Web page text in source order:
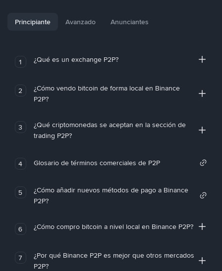
Principiante Avanzado Anunciantes
1 ¿Qué es un exchange P2P?
2
¿Cómo vendo bitcoin de forma local en Binance
P2P?
3
¿Qué criptomonedas se aceptan en la sección de
trading P2P?
4 Glosario de términos comerciales de P2P
5
¿Cómo añadir nuevos métodos de pago a Binance
P2P?
6 ¿Cómo compro bitcoin a nivel local en Binance P2P?
7
¿Por qué Binance P2P es mejor que otros mercados
P2P?